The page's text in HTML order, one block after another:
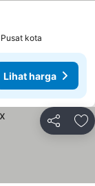
kota
Lihat harga
Bagikan